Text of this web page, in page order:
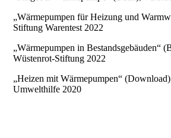
„Wärmepumpen für Heizung und
Stiftung Warentest 2022
„Wärmepumpen in Bestandsgebäuden“
Wüstenrot-Stiftung 2022
„Heizen mit Wärmepumpen“
Umwelthilfe 2020